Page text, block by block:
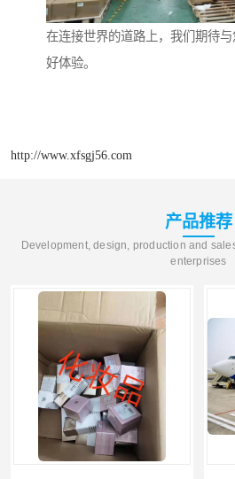
在连接世界的道路上，我们期待
好体验。
http://www.xfsgj56.com
产品推荐
Development, design, production and
enterprises